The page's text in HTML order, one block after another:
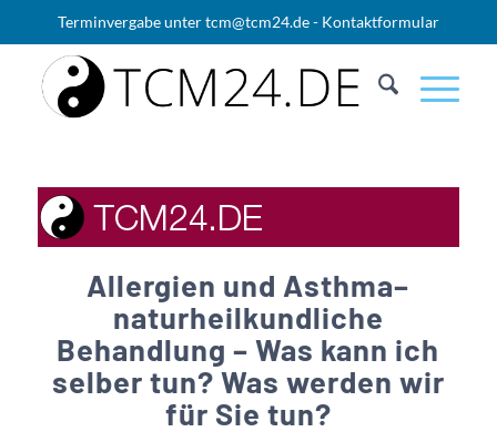
Terminvergabe untertcm@tcm24.de- Kontaktformular
Allergien und Asthma–
naturheilkundliche
Behandlung – Was kann ich
selber tun? Was werden wir
für Sie tun?